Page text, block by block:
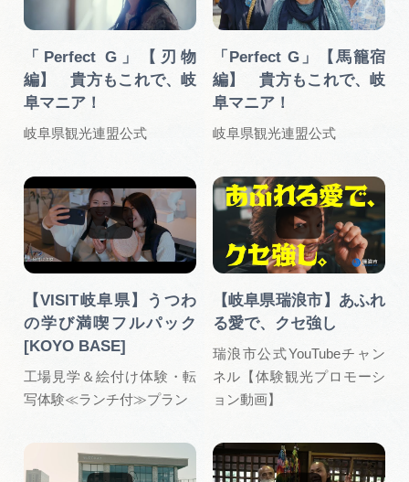
「Perfect G」【刃物
編】 貴方もこれで、岐
阜マニア！
岐阜県観光連盟公式
「Perfect G」【馬籠宿
編】 貴方もこれで、岐
阜マニア！
岐阜県観光連盟公式
【VISIT岐阜県】うつわ
の学び満喫フルパック
[KOYO BASE]
工場見学＆絵付け体験・転
写体験≪ランチ付≫プラン
【岐阜県瑞浪市】あふれ
る愛で、クセ強し
瑞浪市公式YouTubeチャン
ネル【体験観光プロモーシ
ョン動画】